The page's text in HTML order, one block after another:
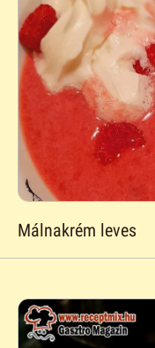
Málnakrém leves